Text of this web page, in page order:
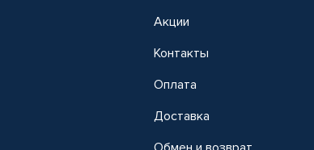
Акции
Контакты
Оплата
Доставка